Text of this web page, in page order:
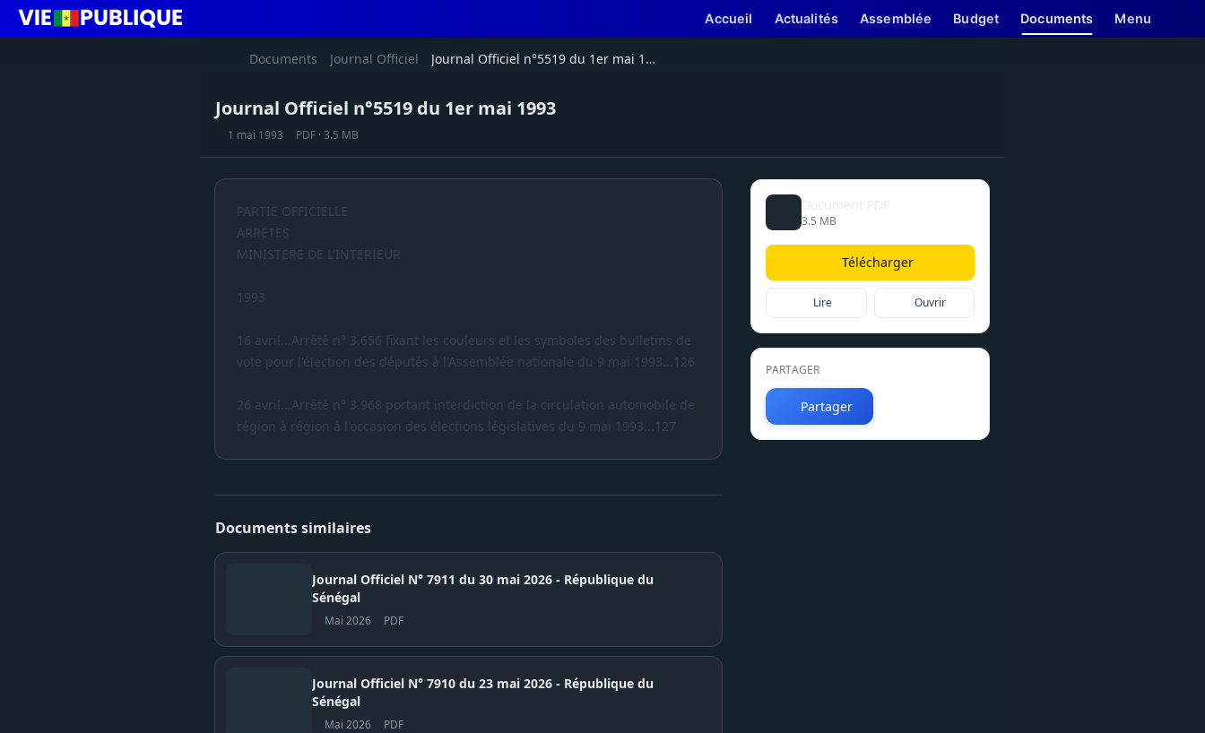
Accueil Actualités Assemblée Budget Documents Menu
Documents Journal Officiel Journal Officiel n°5519 du 1er mai 1993
Journal Officiel n°5519 du 1er mai 1993
1 mai 1993 PDF · 3.5 MB
PARTIE OFFICIELLE
ARRETES
MINISTERE DE L'INTERIEUR
1993
16 avril...Arrêté n° 3.656 fixant les couleurs et les symboles des bulletins de
vote pour l'élection des députés à l'Assemblée nationale du 9 mai 1993...126
26 avril...Arrêté n° 3.968 portant interdiction de la circulation automobile de
région à région à l'occasion des élections législatives du 9 mai 1993...127
Documents similaires
Journal Officiel N° 7911 du 30 mai 2026 - République du
Sénégal
Mai 2026 PDF
Journal Officiel N° 7910 du 23 mai 2026 - République du
Sénégal
Mai 2026 PDF
Document PDF
3.5 MB
Télécharger
Lire Ouvrir
PARTAGER
Partager